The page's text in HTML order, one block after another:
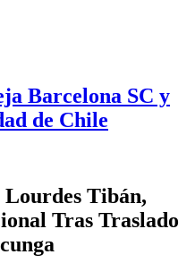
Barcelona SC y
de Chile
Tibán,
Tras Traslado